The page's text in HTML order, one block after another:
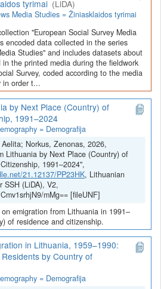
tyrimai (LiDA)
Media Studies = Žiniasklaidos tyrimai
"European Social Survey Media
encoded data collected in the series
Studies" and includes datasets about
the printed media during the fieldwork
Survey, coded according to the media
in order t...
by Next Place (Country) of
1991–2024
= Demografija
Norkus, Zenonas, 2026,
Lithuania by Next Place (Country) of
1991–2024",
21.12137/PP23HK, Lithuanian
SSH (LiDA), V2,
mMg== [fileUNF]
emigration from Lithuania in 1991–
of residence and citizenship.
in Lithuania, 1959–1990:
by Country of
= Demografija